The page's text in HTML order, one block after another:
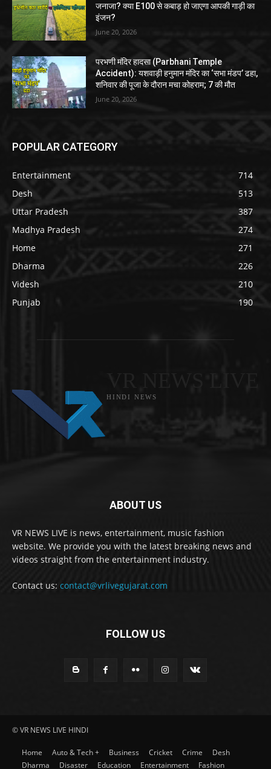
जनाजा? क्या E100 से कबाड़ हो जाएगा आपकी गाड़ी का
इंजन?
June 20, 2026
परभणी मंदिर हादसा (Parbhani Temple
Accident): यशवाड़ी हनुमान मंदिर का ‘सभा मंडप’ ढहा,
शनिवार की पूजा के दौरान मचा कोहराम; 7 की मौत
June 20, 2026
POPULAR CATEGORY
Entertainment
714
Desh
513
Uttar Pradesh
387
Madhya Pradesh
274
Home
271
Dharma
226
Videsh
210
Punjab
190
HINDI NEWS
ABOUT US
VR NEWS LIVE is news, entertainment, music fashion
website. We provide you with the latest breaking news and
videos straight from the entertainment industry.
Contact us: contact@vrlivegujarat.com
FOLLOW US
© VR NEWS LIVE HINDI
Home Auto & Tech + Business Cricket Crime
Desh
Dharma
Disaster Education Entertainment Fashion